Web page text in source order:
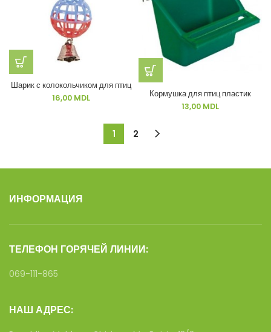
Шарик с колокольчиком для птиц
16,00 MDL
Кормушка для птиц пластик
13,00 MDL
1 2
ИНФОРМАЦИЯ
ТЕЛЕФОН ГОРЯЧЕЙ ЛИНИИ:
069-111-865
НАШ АДРЕС: